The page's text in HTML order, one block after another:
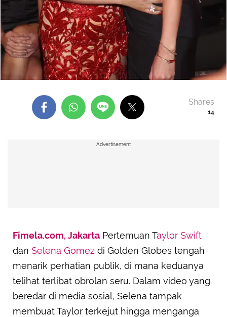
14
Shares
Advertisement
Fimela.com, Jakarta Pertemuan Taylor Swift
dan Selena Gomez di Golden Globes tengah
menarik perhatian publik, di mana keduanya
telihat terlibat obrolan seru. Dalam video yang
beredar di media sosial, Selena tampak
membuat Taylor terkejut hingga menganga